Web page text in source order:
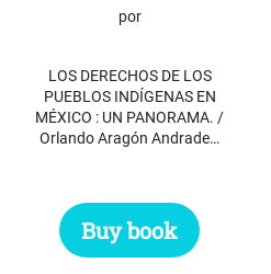
por
LOS DERECHOS DE LOS
PUEBLOS INDÍGENAS EN
MÉXICO : UN PANORAMA. /
Orlando Aragón Andrade…
Buy book